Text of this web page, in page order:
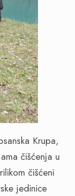
Krupa,
čišćenja u
čišćeni
jedinice